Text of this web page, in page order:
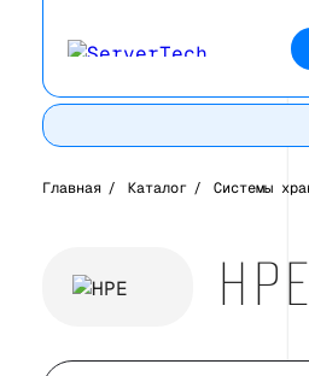
Главная / Каталог / Системы